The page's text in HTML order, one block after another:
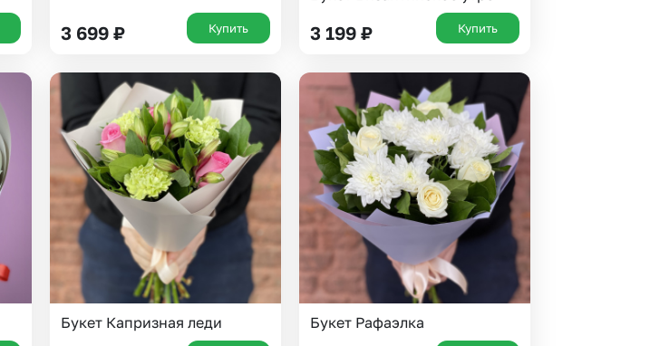
3 699 ₽ Купить 3 199 ₽ Купить
Букет Капризная леди Букет Рафаэлка